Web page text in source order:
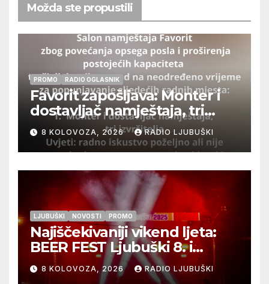
Možda ste propustili
PROMO RADIO OGLASNIK
Favorit zapošljava: Monter i
dostavljač namještaja, tri
izvršitelja
8 KOLOVOZA, 2026 RADIO LJUBUŠKI
LJUBUŠKI NOVOSTI PROMO
Najiščekivaniji vikend ljeta:
BEER FEST Ljubuški 8. i
9.kolovoza
8 KOLOVOZA, 2026 RADIO LJUBUŠKI